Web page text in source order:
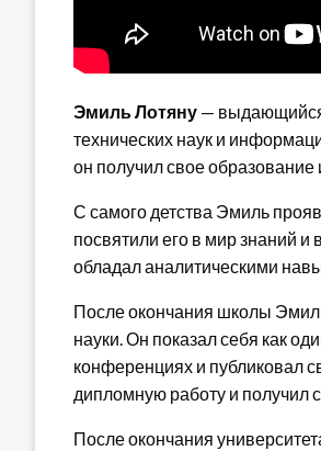
Эмиль Лотяну — выдающийся
технических наук и
он получил свое
С самого детства Эмиль
посвятили его в мир знаний
обладал аналитическими
После окончания школы
науки. Он показал себя как
конференциях и публиковал
дипломную работу и получил
После окончания